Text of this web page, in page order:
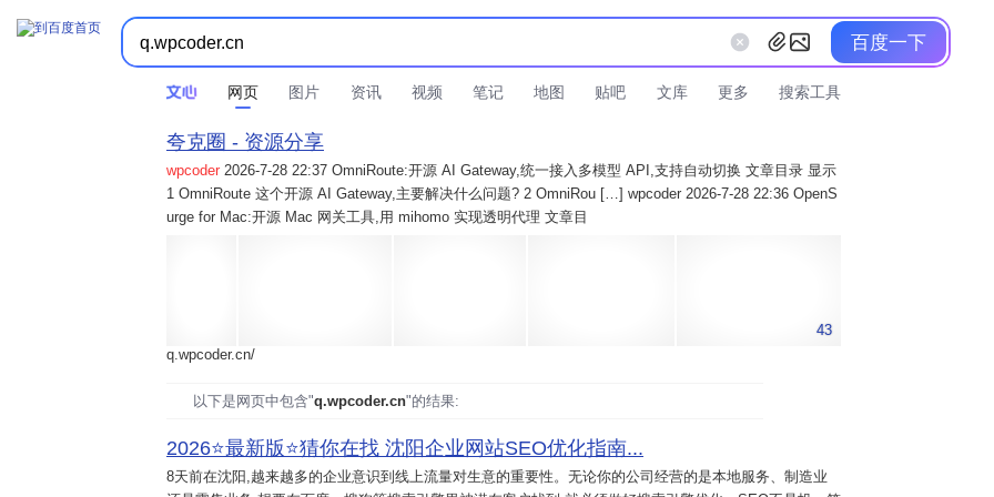
百度一下
网页 图片 资讯 视频 笔记 地图 贴吧 文库 更多 搜索工具
夸克圈 - 资源分享
wpcoder 2026-7-28 22:37 OmniRoute:开源 AI Gateway,统一接入多模型 API,支持自动切换 文章目录 显示
1 OmniRoute 这个开源 AI Gateway,主要解决什么问题? 2 OmniRou […] wpcoder 2026-7-28 22:36 OpenS
urge for Mac:开源 Mac 网关工具,用 mihomo 实现透明代理 文章目
43
q.wpcoder.cn/
以下是网页中包含"q.wpcoder.cn"的结果:
2026⭐️最新版⭐️猜你在找 沈阳企业网站SEO优化指南...
8天前在沈阳,越来越多的企业意识到线上流量对生意的重要性。无论你的公司经营的是本地服务、制造业